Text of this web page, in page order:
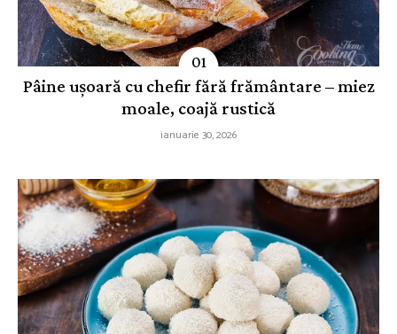
Pâine ușoară cu chefir fără frământare – miez
moale, coajă rustică
ianuarie 30, 2026